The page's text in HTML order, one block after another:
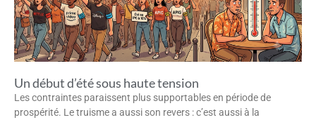
Un début d’été sous haute tension
Les contraintes paraissent plus supportables en période de
prospérité. Le truisme a aussi son revers : c’est aussi à la